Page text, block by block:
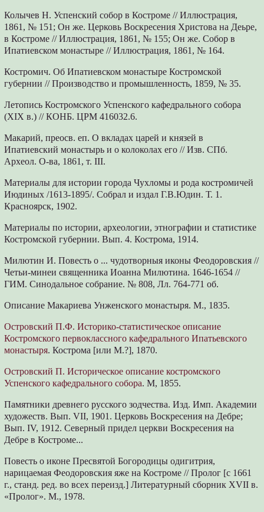
Колычев Н. Успенский собор в Костроме // Иллюстрация,
1861, № 151; Он же. Церковь Воскресения Христова на Деьре,
в Костроме // Иллюстрация, 1861, № 155; Он же. Собор в
Ипатиевском монастыре // Иллюстрация, 1861, № 164.
Костромич. Об Ипатиевском монастыре Костромской
губернии // Производство и промышленность, 1859, № 35.
Летопись Костромского Успенского кафедрального собора
(XIX в.) // КОНБ. ЦРМ 416032.6.
Макарий, преосв. еп. О вкладах царей и князей в
Ипатиевский монастырь и о колоколах его // Изв. СПб.
Археол. О-ва, 1861, т. III.
Материалы для истории города Чухломы и рода костромичей
Июдиных /1613-1895/. Собрал и издал Г.В.Юдин. Т. 1.
Красноярск, 1902.
Материалы по истории, археологии, этнографии и статистике
Костромской губернии. Вып. 4. Кострома, 1914.
Милютин И. Повесть о ... чудотворныя иконы Феодоровския //
Четьи-минеи священника Иоанна Милютина. 1646-1654 //
ГИМ. Синодальное собрание. № 808, Лл. 764-771 об.
Описание Макариева Унженского монастыря. М., 1835.
Островский П.Ф. Историко-статистическое описание
Костромского первоклассного кафедрального Ипатьевского
монастыря. Кострома [или М.?], 1870.
Островский П. Историческое описание костромского
Успенского кафедрального собора. М, 1855.
Памятники древнего русского зодчества. Изд. Имп. Академии
художеств. Вып. VII, 1901. Церковь Воскресения на Дебре;
Вып. IV, 1912. Северный придел церкви Воскресения на
Дебре в Костроме...
Повесть о иконе Пресвятой Богородицы одигитрия,
нарицаемая Феодоровския яже на Костроме // Пролог [с 1661
г., станд. ред. во всех переизд.] Литературный сборник XVII в.
«Пролог». М., 1978.